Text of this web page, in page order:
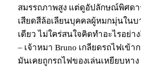
สมรรถภาพสูง แต่ดูอัปลักษณ์พิศด
เสียดสีล้อเลียนบุคคลผู้หมกมุ่นในบ
เดียว ไม่ใคร่สนใจคิดทำอะไรอย่า
– เจ้าหมา Bruno เกลียดรถไฟเข้า
มันเคยถูกรถไฟของเล่นเหยียบหาง